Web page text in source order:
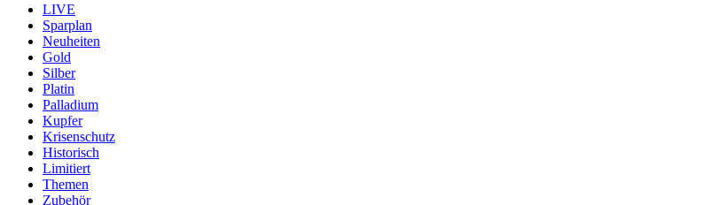
LIVE
Sparplan
Neuheiten
Gold
Silber
Platin
Palladium
Kupfer
Krisenschutz
Historisch
Limitiert
Themen
Zubehör